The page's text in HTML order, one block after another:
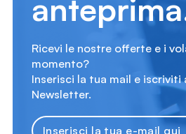
Ricevi le nostre offerte e i
momento?
Inserisci la tua mail e iscriviti
Newsletter.